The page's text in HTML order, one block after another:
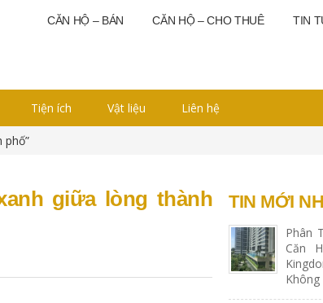
CĂN HỘ – BÁN CĂN HỘ – CHO THUÊ TIN
Tiện ích Vật liệu Liên hệ
phố”
giữa lòng thành
TIN MỚI
Phân
Căn
Không